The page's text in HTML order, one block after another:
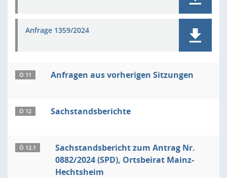
Anfrage 1359/2024
Ö 11 Anfragen aus vorherigen Sitzungen
Ö 12 Sachstandsberichte
Ö 12.1
Sachstandsbericht zum Antrag Nr.
0882/2024 (SPD), Ortsbeirat Mainz-
Hechtsheim